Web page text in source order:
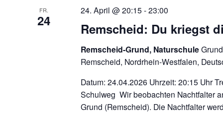
FR.
24 Remscheid: Du kriegst
24. April @ 20:15 -23:00
Remscheid-Grund, Naturschule
Remscheid, Nordrhein-Westfalen,
Datum: 24.04.2026 Uhrzeit: 20:15 Uhr
Schulweg Wir beobachten Nachtfalter
Grund (Remscheid). Die Nachtfalter